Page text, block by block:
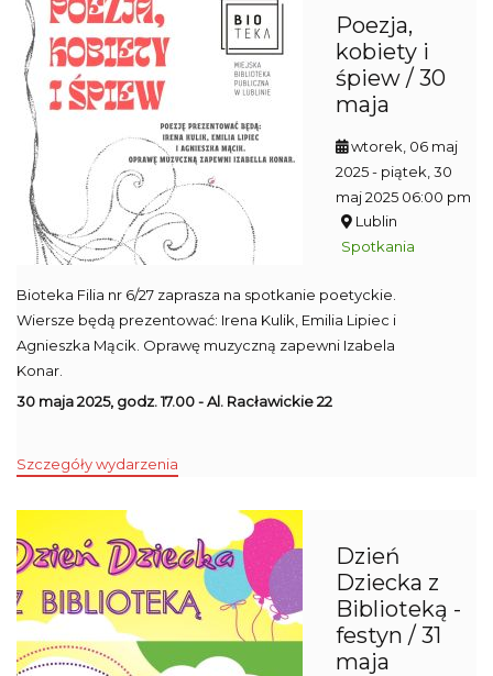
Poezja,
kobiety i
śpiew / 30
maja
wtorek, 06 maj
2025- piątek, 30
maj 2025 06:00 pm
Lublin
Spotkania
Bioteka Filia nr 6/27 zaprasza na spotkanie poetyckie.
Wiersze będą prezentować: Irena Kulik, Emilia Lipiec i
Agnieszka Mącik. Oprawę muzyczną zapewni Izabela
Konar.
30 maja 2025, godz. 17.00 - Al. Racławickie 22
Szczegóły wydarzenia
Dzień
Dziecka z
Biblioteką -
festyn / 31
maja